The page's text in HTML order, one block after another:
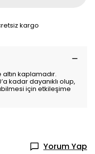
kargo
kaplamadır.
kadar dayanıklı olup,
için etkileşime
Yorum Yap